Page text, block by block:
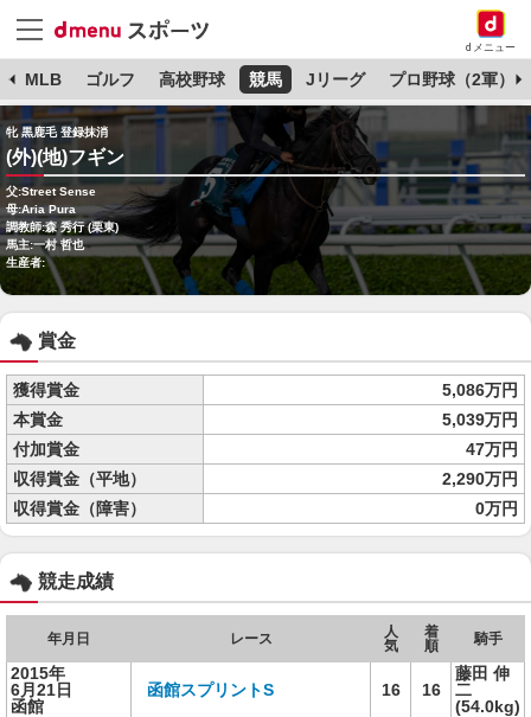
dメニュー
MLB ゴルフ 高校野球 競馬 Jリーグ プロ野球（2軍）
牝 黒鹿毛 登録抹消
(外)(地)フギン
父:Street Sense
母:Aria Pura
調教師:森 秀行 (栗東)
馬主:一村 哲也
生産者:
賞金
獲得賞金
5,086万円
本賞金
5,039万円
付加賞金
47万円
収得賞金（平地）
2,290万円
収得賞金（障害）
0万円
競走成績
年月日 レース
人
気
着
順
騎手
2015年
6月21日
函館
函館スプリントS 16 16
藤田 伸
二
(54.0kg)